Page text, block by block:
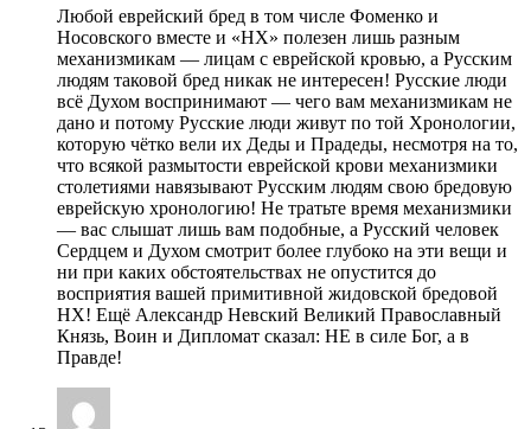
Любой еврейский бред в том числе Фоменко и
Носовского вместе и «НХ» полезен лишь разным
механизмикам — лицам с еврейской кровью, а Русским
людям таковой бред никак не интересен! Русские люди
всё Духом воспринимают — чего вам механизмикам не
дано и потому Русские люди живут по той Хронологии,
которую чётко вели их Деды и Прадеды, несмотря на то,
что всякой размытости еврейской крови механизмики
столетиями навязывают Русским людям свою бредовую
еврейскую хронологию! Не тратьте время механизмики
— вас слышат лишь вам подобные, а Русский человек
Сердцем и Духом смотрит более глубоко на эти вещи и
ни при каких обстоятельствах не опустится до
восприятия вашей примитивной жидовской бредовой
НХ! Ещё Александр Невский Великий Православный
Князь, Воин и Дипломат сказал: НЕ в силе Бог, а в
Правде!